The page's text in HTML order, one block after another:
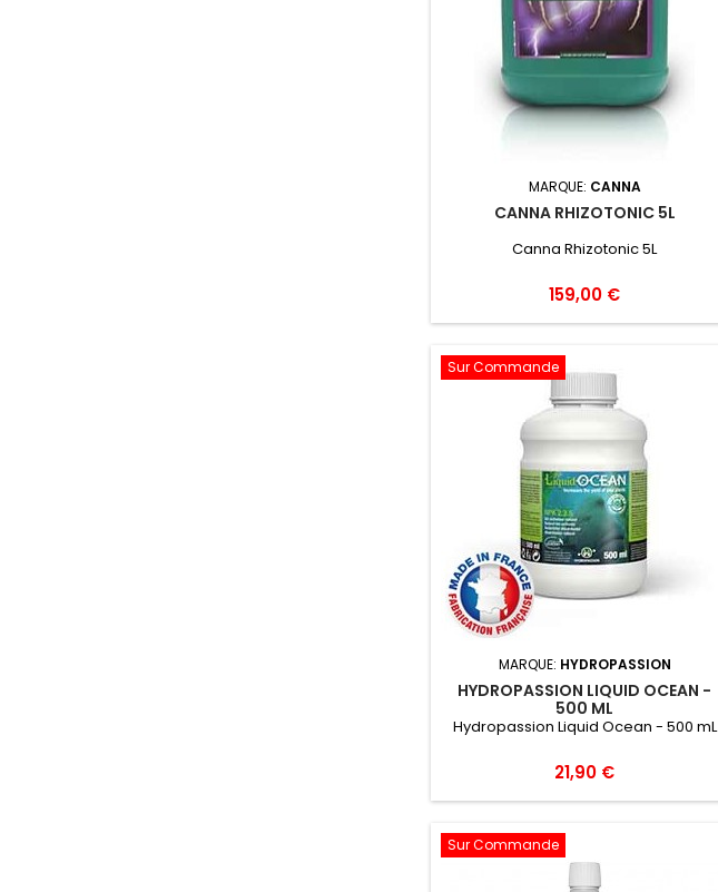
MARQUE: CANNA
CANNA RHIZOTONIC 5L
Canna Rhizotonic 5L
159,00 €
Sur Commande
MARQUE: HYDROPASSION
HYDROPASSION LIQUID OCEAN -
500 ML
Hydropassion Liquid Ocean - 500 mL
21,90 €
Sur Commande